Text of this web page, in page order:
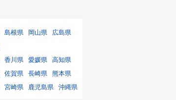
島根県 岡山県
広島県
香川県 愛媛県
高知県
佐賀県 長崎県
熊本県
宮崎県 鹿児島県 沖縄県